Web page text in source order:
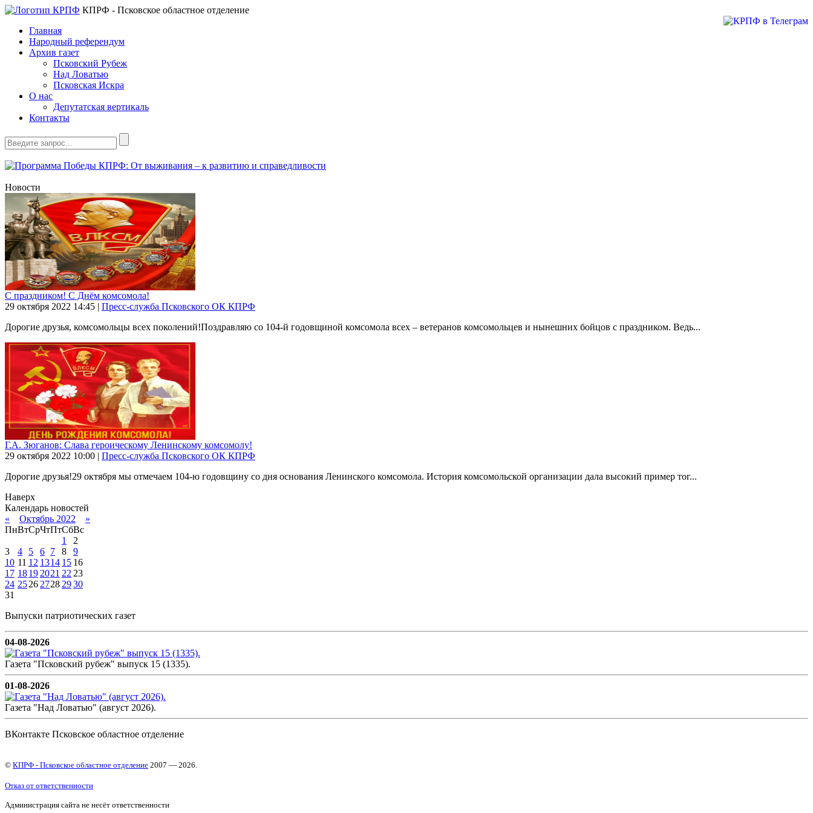
КПРФ - Псковское областное отделение
Главная
Народный референдум
Архив газет
Псковский Рубеж
Над Ловатью
Псковская Искра
О нас
Депутатская вертикаль
Контакты
Новости
С праздником! С Днём комсомола!
29 октября 2022 14:45 | Пресс-служба Псковского ОК КПРФ
Дорогие друзья, комсомольцы всех поколений!Поздравляю со 104-й годовщиной комсомола всех – ветеранов комсомольцев и нынешних бойцов с праздником. Ведь...
Г.А. Зюганов: Слава героическому Ленинскому комсомолу!
29 октября 2022 10:00 | Пресс-служба Псковского ОК КПРФ
Дорогие друзья!29 октября мы отмечаем 104-ю годовщину со дня основания Ленинского комсомола. История комсомольской организации дала высокий пример тог...
Наверх
Календарь новостей
«
Октябрь 2022
»
ПнВтСрЧтПтСбВс
1
2
3
4 5 6 7 8
9
10 11 12 1314 15 16
17 1819 2021 22 23
24 2526 2728 2930
31
Выпуски патриотических газет
04-08-2026
Газета "Псковский рубеж" выпуск 15 (1335).
01-08-2026
Газета "Над Ловатью" (август 2026).
ВКонтакте Псковское областное отделение
© КПРФ - Псковское областное отделение 2007 — 2026.
Отказ от ответственности
Администрация сайта не несёт ответственности